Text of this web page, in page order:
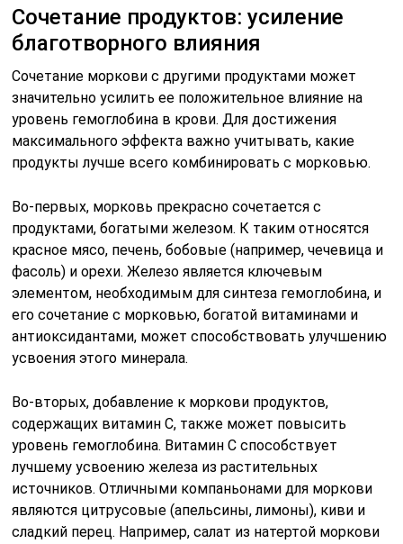
Сочетание продуктов: усиление
благотворного влияния
Сочетание моркови с другими продуктами может
значительно усилить ее положительное влияние на
уровень гемоглобина в крови. Для достижения
максимального эффекта важно учитывать, какие
продукты лучше всего комбинировать с морковью.
Во-первых, морковь прекрасно сочетается с
продуктами, богатыми железом. К таким относятся
красное мясо, печень, бобовые (например, чечевица и
фасоль) и орехи. Железо является ключевым
элементом, необходимым для синтеза гемоглобина, и
его сочетание с морковью, богатой витаминами и
антиоксидантами, может способствовать улучшению
усвоения этого минерала.
Во-вторых, добавление к моркови продуктов,
содержащих витамин C, также может повысить
уровень гемоглобина. Витамин C способствует
лучшему усвоению железа из растительных
источников. Отличными компаньонами для моркови
являются цитрусовые (апельсины, лимоны), киви и
сладкий перец. Например, салат из натертой моркови